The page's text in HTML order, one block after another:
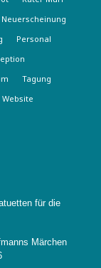
Neuerscheinung
Personal
Tagung
Website
für die
Märchen